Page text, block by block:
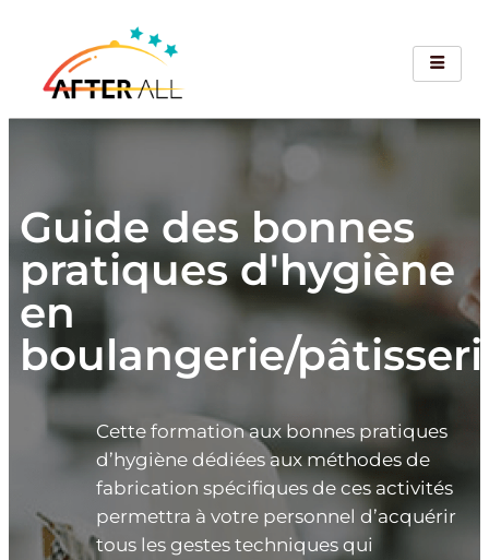
Guide des bonnes
pratiques d'hygiène
en
boulangerie/
Cette formation aux bonnes pratiques
d’hygiène dédiées aux méthodes de
fabrication spécifiques de ces activités
permettra à votre personnel d’acquérir
tous les gestes techniques qui